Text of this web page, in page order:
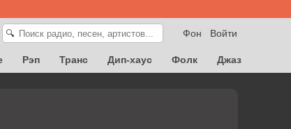
Войти
Фон
🔍
Рэп Транс Дип-хаус Фолк
Джаз